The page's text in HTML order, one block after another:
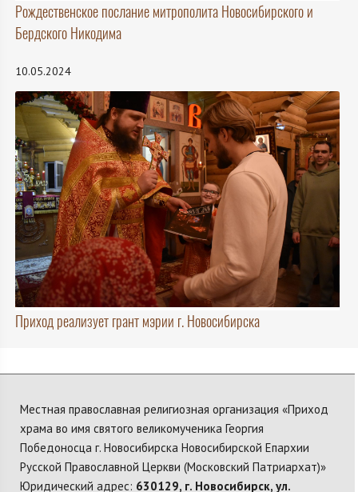
Рождественское послание митрополита Новосибирского и
Бердского Никодима
10.05.2024
Приход реализует грант мэрии г. Новосибирска
Местная православная религиозная организация «Приход
храма во имя святого великомученика Георгия
Победоносца г. Новосибирска Новосибирской Епархии
Русской Православной Церкви (Московский Патриархат)»
Юридический адрес: 630129, г. Новосибирск, ул.